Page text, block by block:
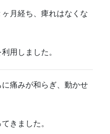
月経ち、痺れはなくな
用しました。
痛みが和らぎ、動かせ
きました。